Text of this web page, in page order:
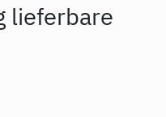
lieferbare